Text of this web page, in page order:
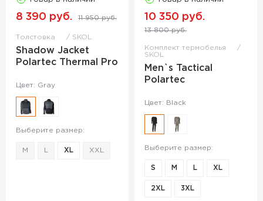
8 390 руб. 11 950 руб.
Толстовка SKOL
Shadow Jacket
Polartec Thermal Pro
Цвет: Gray
Выберите размер:
M XL XXL
10 350 руб.
13 800 руб.
Комплект термобелья
SKOL
Men`s Tactical
Polartec
Цвет: Black
Выберите размер:
S M L XL
2XL 3XL